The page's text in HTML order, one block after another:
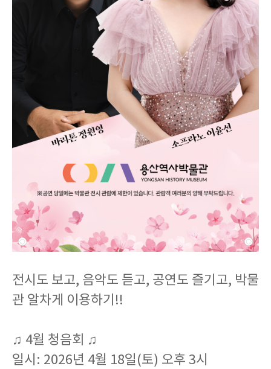
전시도 보고, 음악도 듣고, 공연도 즐기고, 박물
관 알차게 이용하기!!
♫ 4월 청음회 ♫
일시: 2026년 4월 18일(토) 오후 3시